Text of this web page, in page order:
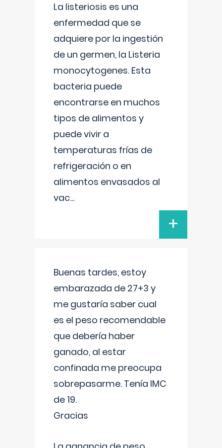
La listeriosis es una
enfermedad que se
adquiere por la ingestión
de un germen, la Listeria
monocytogenes. Esta
bacteria puede
encontrarse en muchos
tipos de alimentos y
puede vivir a
temperaturas frías de
refrigeración o en
alimentos envasados al
vac...
+
Buenas tardes, estoy
embarazada de 27+3 y
me gustaría saber cual
es el peso recomendable
que debería haber
ganado, al estar
confinada me preocupa
sobrepasarme. Tenía IMC
de 19.
Gracias